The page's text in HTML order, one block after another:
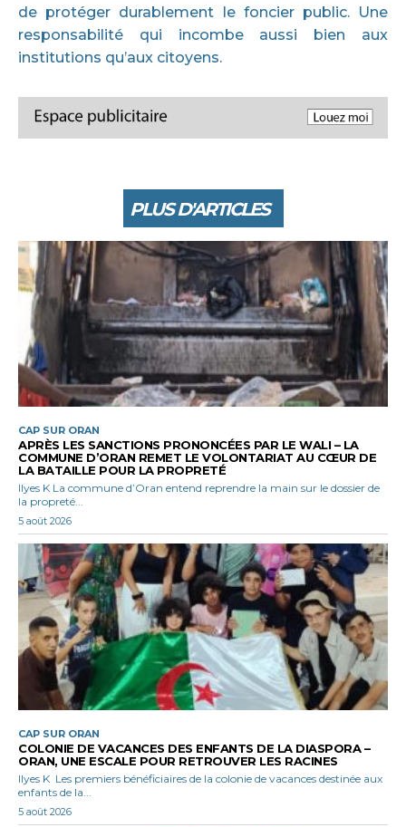
de protéger durablement le foncier public. Une
responsabilité qui incombe aussi bien aux
institutions qu’aux citoyens.
PLUS D'ARTICLES
CAP SUR ORAN
APRÈS LES SANCTIONS PRONONCÉES PAR LE WALI – LA
COMMUNE D’ORAN REMET LE VOLONTARIAT AU CŒUR DE
LA BATAILLE POUR LA PROPRETÉ
Ilyes K La commune d’Oran entend reprendre la main sur le dossier de
la propreté...
5 août 2026
CAP SUR ORAN
COLONIE DE VACANCES DES ENFANTS DE LA DIASPORA –
ORAN, UNE ESCALE POUR RETROUVER LES RACINES
Ilyes K Les premiers bénéficiaires de la colonie de vacances destinée aux
enfants de la...
5 août 2026